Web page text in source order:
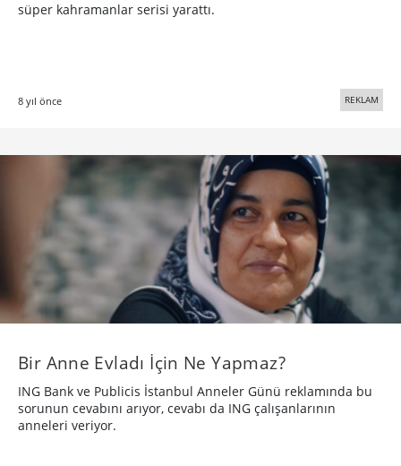
süper kahramanlar serisi yarattı.
8 yıl önce REKLAM
Bir Anne Evladı İçin Ne Yapmaz?
ING Bank ve Publicis İstanbul Anneler Günü reklamında bu
sorunun cevabını arıyor, cevabı da ING çalışanlarının
anneleri veriyor.